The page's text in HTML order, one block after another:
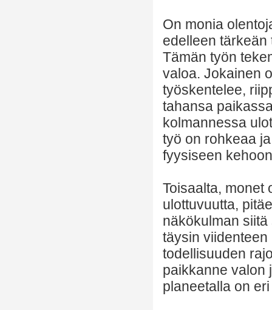
On monia
edelleen
Tämän työn
valoa. Jokainen
työskentelee,
tahansa
kolmannessa
työ on rohkeaa
fyysiseen
Toisaalta, monet
ulottuvuutta,
näkökulman
täysin
todellisuuden
paikkanne valon
planeetalla on